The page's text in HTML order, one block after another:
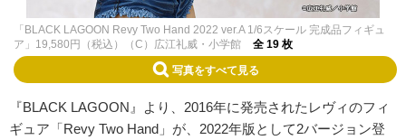
「BLACK LAGOON Revy Two Hand 2022 ver.A 1/6スケール 完成品フィギュ
ア」19,580円（税込）（C）広江礼威・小学館
全 19 枚
写真をすべて見る
『BLACK LAGOON』より、2016年に発売されたレヴィのフィ
ギュア「Revy Two Hand」が、2022年版として2バージョン登